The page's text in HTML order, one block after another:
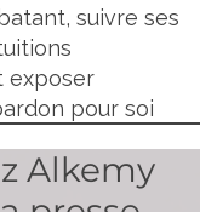
suivre ses
exposer
pour soi
Alkemy